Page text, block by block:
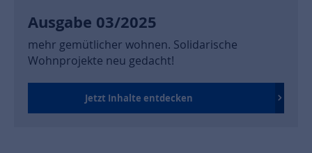
Ausgabe 03/2025
mehr gemütlicher wohnen. Solidarische
Wohnprojekte neu gedacht!
Jetzt Inhalte entdecken